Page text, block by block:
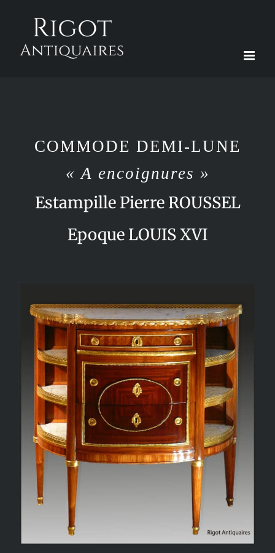
contenu
COMMODE DEMI-LUNE
« A encoignures »
Estampille Pierre ROUSSEL
Epoque LOUIS XVI